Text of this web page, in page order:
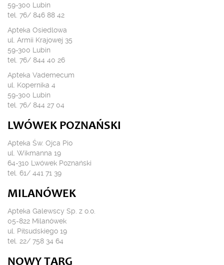
59-300 Lubin
tel. 76/ 846 88 42
Apteka Osiedlowa
ul. Armii Krajowej 35
59-300 Lubin
tel. 76/ 844 40 26
Apteka Vademecum
ul. Kopernika 4
59-300 Lubin
tel. 76/ 844 27 04
LWÓWEK POZNAŃSKI
Apteka Św. Ojca Pio
ul. Wikmanna 19
64-310 Lwówek Poznański
tel. 61/ 441 71 39
MILANÓWEK
Apteka Galewscy Sp. z o.o.
05-822 Milanówek
ul. Piłsudskiego 19
tel. 22/ 758 34 64
NOWY TARG